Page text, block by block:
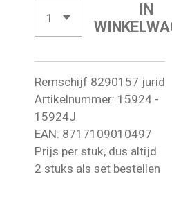
IN
Remschijf 8290157 jurid
Artikelnummer: 15924 -
15924J
EAN: 8717109010497
Prijs per stuk, dus altijd
2 stuks als set bestellen